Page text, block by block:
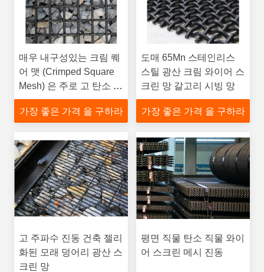
매우 내구성있는 크림 퀘
어 맷 (Crimped Square
Mesh) 은 주로 고 탄소 철
선으로 만든 진동 스크린
을 위해
가장 좋은 가격 을 구하라
도매 65Mn 스테인리스
스틸 광산 크림 와이어 스
크린 망 갈고리 시빙 망
가장 좋은 가격 을 구하라
고 주파수 진동 건축 젤리
화된 모래 덩어리 광산 스
크린 망
평면 직물 탄소 직물 와이
어 스크린 메시 진동